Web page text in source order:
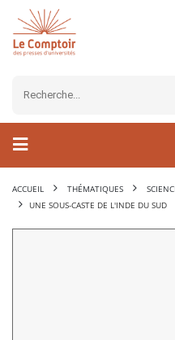
ACCUEIL THÉMATIQUES
UNE SOUS-CASTE DE L'INDE DU SUD